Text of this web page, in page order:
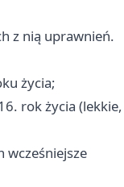
z nią uprawnień.
życia;
rok życia (lekkie,
wcześniejsze